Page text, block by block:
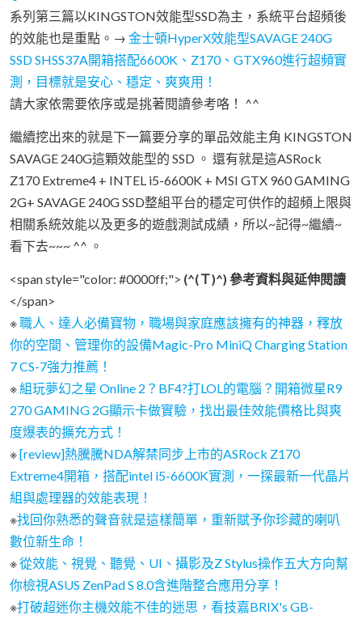
系列第三篇以KINGSTON效能型SSD為主，系統平台超頻後
的效能也是重點。→ 金士頓HyperX效能型SAVAGE 240G
SSD SHSS37A開箱搭配6600K、Z170、GTX960進行超頻實
測，目標就是安心、穩定、爽爽用！
請大家依需要依序或是挑著閱讀參考咯！ ^^
繼續挖出來的就是下一篇要分享的單品效能主角 KINGSTON
SAVAGE 240G這顆效能型的 SSD 。 還有就是這ASRock
Z170 Extreme4 + INTEL i5-6600K + MSI GTX 960 GAMING
2G+ SAVAGE 240G SSD整組平台的穩定可供作的超頻上限與
相關系統效能以及更多的遊戲測試成績，所以~記得~繼續~
看下去~~~ ^^ 。
<span style="color: #0000ff;"> (^(Ｔ)^) 參考資料與延伸閱讀
</span>
※職人、達人必備寶物，職場與家庭應該擁有的神器，釋放
你的空間、管理你的設備Magic-Pro MiniQ Charging Station
7 CS-7強力推薦！
※組玩夢幻之星 Online 2？BF4?打LOL的電腦？開箱微星R9
270 GAMING 2G顯示卡做實驗，找出最佳效能價格比與爽
度爆表的擴充方式！
※[review]熱騰騰NDA解禁同步上市的ASRock Z170
Extreme4開箱，搭配intel i5-6600K實測，一探最新一代晶片
組與處理器的效能表現！
※找回你熟悉的聲音就是這樣簡單，重新賦予你珍藏的喇叭
數位新生命！
※從效能、視覺、聽覺、UI、攝影及Z Stylus操作五大方向幫
你檢視ASUS ZenPad S 8.0含進階整合應用分享！
※打破超迷你主機效能不佳的迷思，看技嘉BRIX's GB-